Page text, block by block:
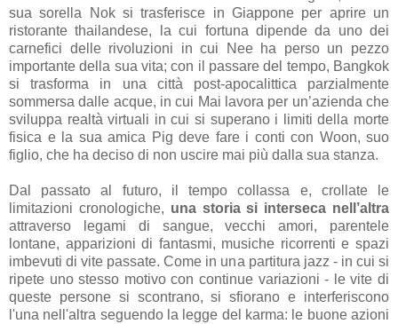
sua sorella Nok si trasferisce in Giappone per aprire un
ristorante thailandese, la cui fortuna dipende da uno dei
carnefici delle rivoluzioni in cui Nee ha perso un pezzo
importante della sua vita; con il passare del tempo, Bangkok
si trasforma in una città post-apocalittica parzialmente
sommersa dalle acque, in cui Mai lavora per un’azienda che
sviluppa realtà virtuali in cui si superano i limiti della morte
fisica e la sua amica Pig deve fare i conti con Woon, suo
figlio, che ha deciso di non uscire mai più dalla sua stanza.
Dal passato al futuro, il tempo collassa e, crollate le
limitazioni cronologiche, una storia si interseca nell’altra
attraverso legami di sangue, vecchi amori, parentele
lontane, apparizioni di fantasmi, musiche ricorrenti e spazi
imbevuti di vite passate. Come in una partitura jazz - in cui si
ripete uno stesso motivo con continue variazioni - le vite di
queste persone si scontrano, si sfiorano e interferiscono
l'una nell'altra seguendo la legge del karma: le buone azioni